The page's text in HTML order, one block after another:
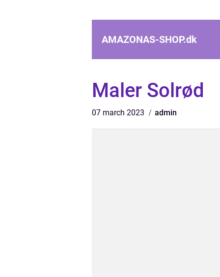
AMAZONAS-SHOP.dk
Maler Solrød
07 march 2023 admin